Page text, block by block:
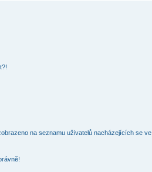
na seznamu uživatelů nacházejících se ve